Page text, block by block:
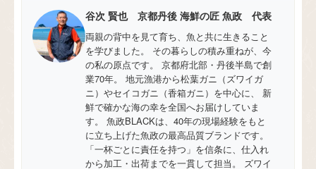
谷次 賢也 京都丹後 海鮮の匠 魚政 代表
両親の背中を見て育ち、魚と共に生きること
を学びました。 その暮らしの積み重ねが、今
の私の原点です。 京都府北部・丹後半島で創
業70年。 地元漁港から松葉ガニ（ズワイガ
ニ）やセイコガニ（香箱ガニ）を中心に、 新
鮮で確かな海の幸を全国へお届けしていま
す。 魚政BLACKは、40年の現場経験をもと
に立ち上げた魚政の最高品質ブランドです。
「一杯ごとに責任を持つ」を信条に、仕入れ
から加工・出荷までを一貫して担当。 ズワイ